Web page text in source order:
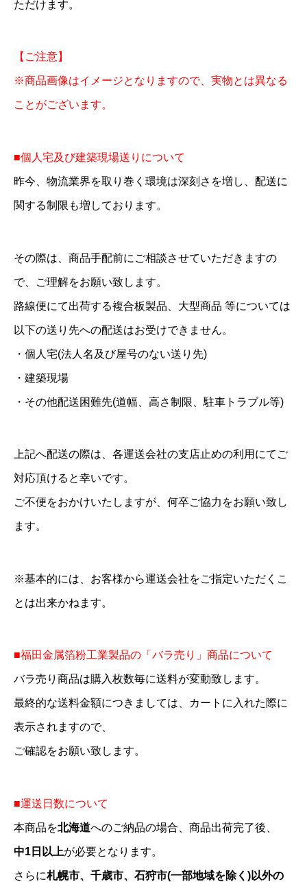
ただけます。
【ご注意】
※商品画像はイメージとなりますので、実物とは異なる
ことがございます。
■個人宅及び建築現場送りについて
昨今、物流業界を取り巻く環境は深刻さを増し、配送に
関する制限も増しております。
その際は、商品手配前にご相談させていただきますの
で、ご理解をお願い致します。
路線便にて出荷する複合板製品、大型商品 等については
以下の送り先への配送はお受けできません。
・個人宅(法人名及び屋号のない送り先)
・建築現場
・その他配送困難先(道幅、高さ制限、駐車トラブル等)
上記へ配送の際は、各運送会社の支店止めの利用にてご
対応頂けると幸いです。
ご不便をおかけいたしますが、何卒ご協力をお願い致し
ます。
※基本的には、お客様から運送会社をご指定いただくこ
とは出来かねます。
■福田金属箔粉工業製品の「バラ売り」商品について
バラ売り商品は購入枚数毎に送料が変動致します。
最終的な送料金額につきましては、カートに入れた際に
表示されますので、
ご確認をお願い致します。
■運送日数について
本商品を北海道へのご納品の場合、商品出荷完了後、
中1日以上が必要となります。
さらに札幌市、千歳市、石狩市(一部地域を除く)以外の